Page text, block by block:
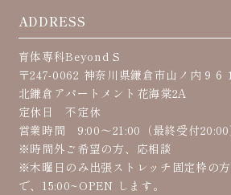
ADDRESS
育体専科Beyond S
〒247-0062 神奈川県鎌倉市山ノ内９６
北鎌倉アパートメント花海棠2A
定休日 不定休
営業時間 9:00〜21:00（最終受付20:00
※時間外ご希望の方、応相談
※木曜日のみ出張ストレッチ固定枠の
で、15:00~OPEN します。